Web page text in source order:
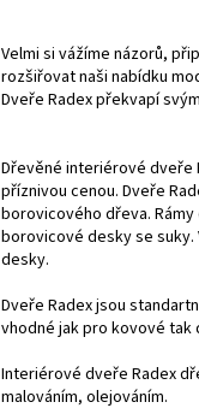
Velmi si vážíme názorů,
rozšiřovat naši nabídku
Dveře Radex překvapí
Dřevěné interiérové dveře
příznivou cenou. Dveře
borovicového dřeva.
borovicové desky se suky.
desky.
Dveře Radex jsou
vhodné jak pro kovové tak
Interiérové dveře Radex
malováním, olejováním.